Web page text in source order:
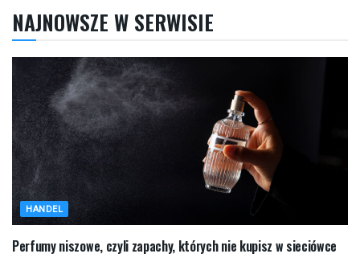
NAJNOWSZE W SERWISIE
HANDEL
Perfumy niszowe, czyli zapachy, których nie kupisz w sieciówce